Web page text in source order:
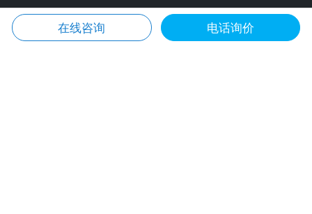
联系我们在线咨询 电话询价